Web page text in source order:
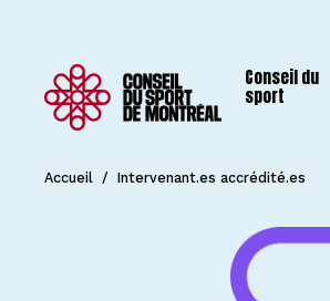
Conseil du
sport
Accueil / Intervenant.es accrédité.es